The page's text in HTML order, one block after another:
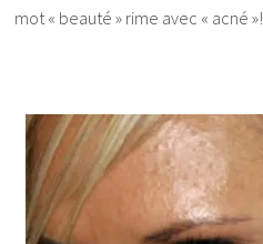
mot « beauté » rime avec « acné »!